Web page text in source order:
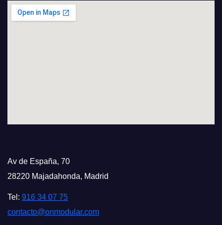
Av de España, 70
28220 Majadahonda, Madrid
Tel: 916 34 07 75
contacto@onmodular.com